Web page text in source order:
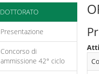
DOTTORATO
Presentazione
Concorso di
ammissione 42° ciclo